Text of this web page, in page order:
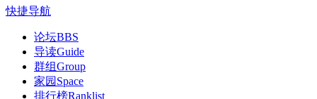
快捷导航
论坛BBS
导读Guide
群组Group
家园 Space
排行榜Ranklist